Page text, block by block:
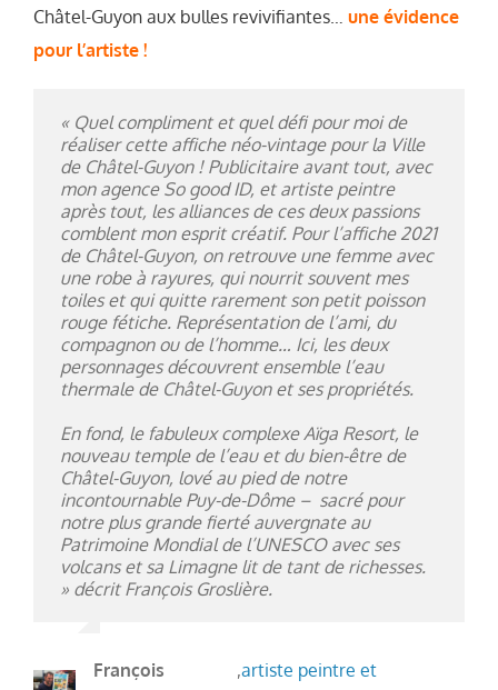
Châtel-Guyon aux bulles revivifiantes… une évidence
pour l’artiste !
« Quel compliment et quel défi pour moi de
réaliser cette affiche néo-vintage pour la Ville
de Châtel-Guyon ! Publicitaire avant tout, avec
mon agence So good ID, et artiste peintre
après tout, les alliances de ces deux passions
comblent mon esprit créatif. Pour l’affiche 2021
de Châtel-Guyon, on retrouve une femme avec
une robe à rayures, qui nourrit souvent mes
toiles et qui quitte rarement son petit poisson
rouge fétiche. Représentation de l’ami, du
compagnon ou de l’homme… Ici, les deux
personnages découvrent ensemble l’eau
thermale de Châtel-Guyon et ses propriétés.
En fond, le fabuleux complexe Aïga Resort, le
nouveau temple de l’eau et du bien-être de
Châtel-Guyon, lové au pied de notre
incontournable Puy-de-Dôme – sacré pour
notre plus grande fierté auvergnate au
Patrimoine Mondial de l’UNESCO avec ses
volcans et sa Limagne lit de tant de richesses.
» décrit François Groslière.
François
,artiste peintre et